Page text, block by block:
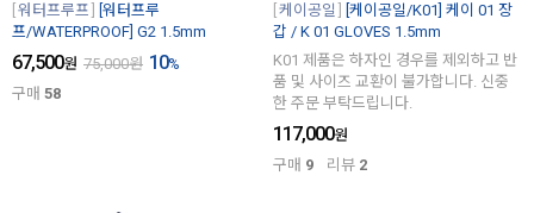
워터프루프
[워터프루
프/WATERPROOF] G2 1.5mm
67,500원 75,000원 10%
구매 58
케이공일
[케이공일/K01] 케이 01 장
갑 / K 01 GLOVES 1.5mm
K01 제품은 하자인 경우를 제외하고 반
품 및 사이즈 교환이 불가합니다. 신중
한 주문 부탁드립니다.
117,000원
구매 9 리뷰 2